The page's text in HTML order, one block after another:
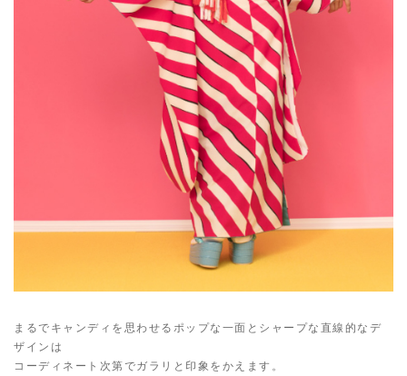
まるでキャンディを思わせるポップな一面とシャープな直線的なデ
ザインは
コーディネート次第でガラリと印象をかえます。